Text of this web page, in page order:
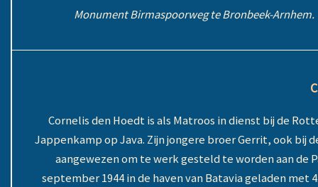
Monument Birmaspoorweg te Bronbeek-Arnhem.
Cornelis den Hoedt is als Matroos in dienst bij de
Jappenkamp op Java. Zijn jongere broer Gerrit, ook bij
aangewezen om te werk gesteld te worden aan de
september 1944 in de haven van Batavia geladen met